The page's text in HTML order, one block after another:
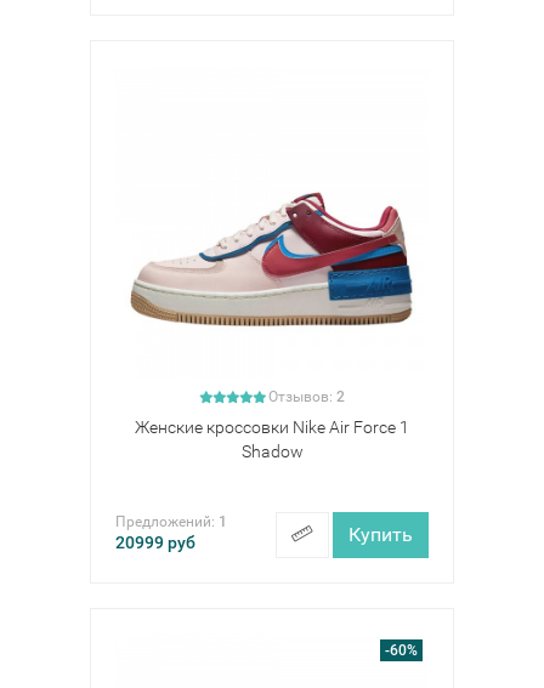
Отзывов: 2
Женские кроссовки Nike Air Force 1
Shadow
Предложений: 1
20999руб Купить
-60%